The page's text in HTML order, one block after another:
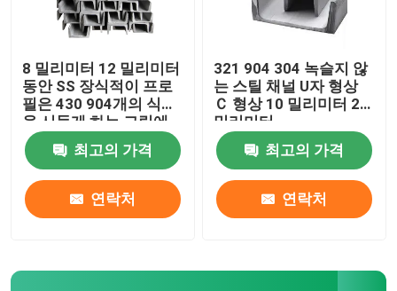
8 밀리미터 12 밀리미터
동안 SS 장식적이 프로
필은 430 904개의 식물
을 시들게 하는 그림에
유리를 끼웁니다
최고의 가격
연락처
321 904 304 녹슬지 않
는 스틸 채널 U자 형상
Ｃ 형상 10 밀리미터 20
밀리미터
최고의 가격
연락처